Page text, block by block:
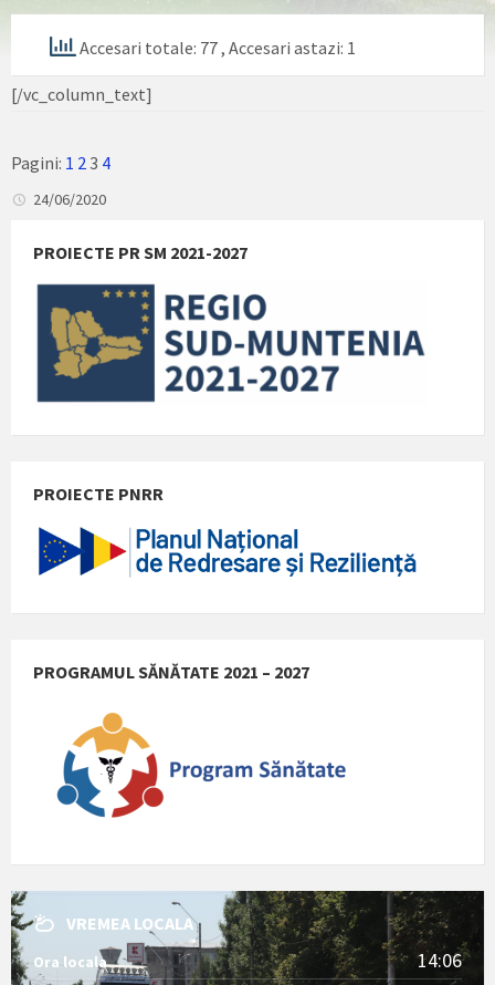
Accesari totale: 77, Accesari astazi: 1
[/vc_column_text]
Pagini: 1 2 3 4
24/06/2020
PROIECTE PR SM 2021-2027
PROIECTE PNRR
PROGRAMUL SĂNĂTATE 2021 – 2027
VREMEA LOCALA
Ora locala 14:06